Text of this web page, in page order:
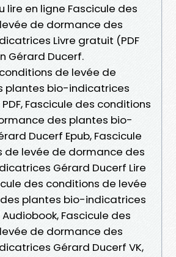
lire en ligne Fascicule des
de dormance des
Livre gratuit (PDF
Gérard Ducerf.
de levée de
plantes bio-indicatrices
Fascicule des conditions
des plantes bio-
Ducerf Epub, Fascicule
de levée de dormance des
Gérard Ducerf Lire
des conditions de levée
plantes bio-indicatrices
Fascicule des
de dormance des
Gérard Ducerf VK,